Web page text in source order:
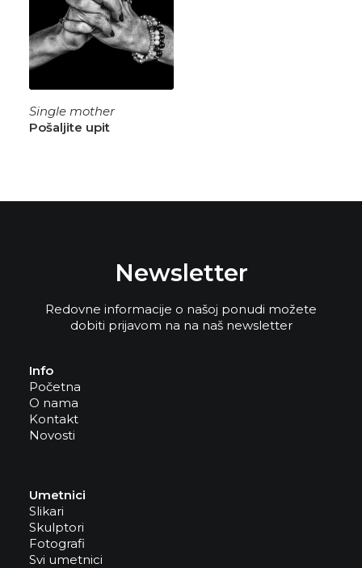
Single mother
Pošaljite upit
Newsletter
Redovne informacije o našoj ponudi možete
dobiti prijavom na na naš newsletter
Info
Početna
O nama
Kontakt
Novosti
Umetnici
Slikari
Skulptori
Fotografi
Svi umetnici